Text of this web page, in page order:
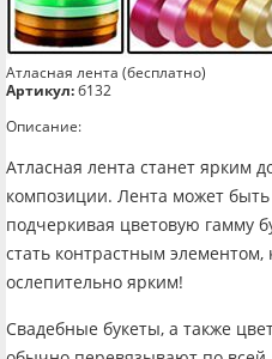
Атласная лента (бесплатно)
Артикул:б132
Описание:
Атласная лента станет ярким
композиции. Лента может
подчеркивая цветовую гамму
стать контрастным элементом,
ослепительно ярким!
Свадебные букеты, а также